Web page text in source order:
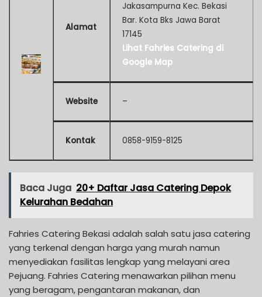
Alamat
Jakasampurna Kec. Bekasi
Bar. Kota Bks Jawa Barat
17145
Lihat Fahries Catering di
Google Map
Website –
Kontak 0858-9159-8125
Baca Juga 20+ Daftar Jasa Catering Depok
Kelurahan Bedahan
Fahries Catering Bekasi adalah salah satu jasa catering
yang terkenal dengan harga yang murah namun
menyediakan fasilitas lengkap yang melayani area
Pejuang. Fahries Catering menawarkan pilihan menu
yang beragam, pengantaran makanan, dan